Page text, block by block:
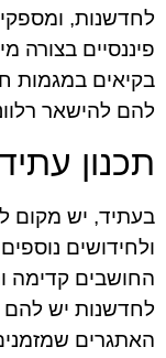
לחדשנות,
פיננסיים בצורה
בקיאים במגמות
להם להישאר
תכנון
בעתיד, יש מקום
ולחידושים
החושבים קדימה
לחדשנות יש להם
האתגרים